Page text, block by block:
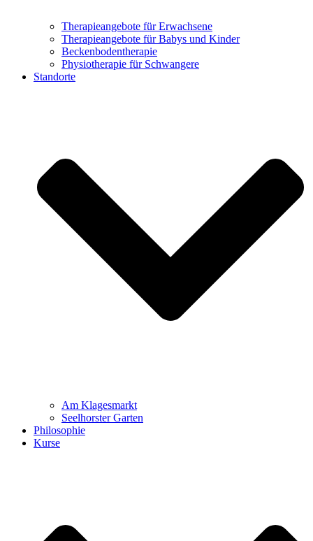
Therapieangebote für Erwachsene
Therapieangebote für Babys und Kinder
Beckenbodentherapie
Physiotherapie für Schwangere
Standorte
Am Klagesmarkt
Seelhorster Garten
Philosophie
Kurse